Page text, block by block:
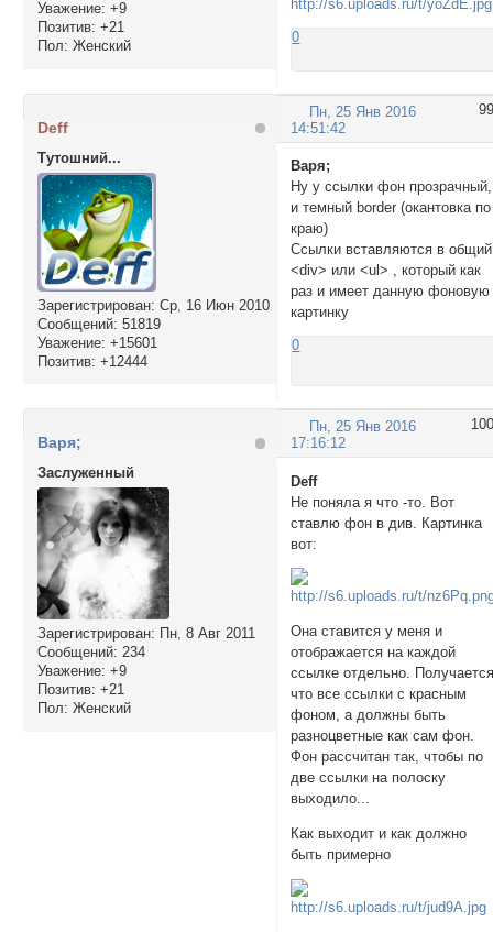
Уважение: +9
Позитив: +21
Пол: Женский
0
99
Пн, 25 Янв 2016
14:51:42
Deff
Тутошний...
Зарегистрирован: Ср, 16 Июн 2010
Сообщений: 51819
Уважение: +15601
Позитив: +12444
Варя;
Ну у ссылки фон прозрачный,
и темный border (окантовка по
краю)
Ссылки вставляются в общий
<div> или <ul> , который как
раз и имеет данную фоновую
картинку
0
100
Пн, 25 Янв 2016
17:16:12
Варя;
Заслуженный
Зарегистрирован: Пн, 8 Авг 2011
Сообщений: 234
Уважение: +9
Позитив: +21
Пол: Женский
Deff
Не поняла я что -то. Вот
ставлю фон в див. Картинка
вот:
Она ставится у меня и
отображается на каждой
ссылке отдельно.
что все ссылки с красным
фоном, а должны быть
разноцветные как сам фон.
Фон рассчитан так, чтобы по
две ссылки на полоску
выходило...
Как выходит и как должно
быть примерно